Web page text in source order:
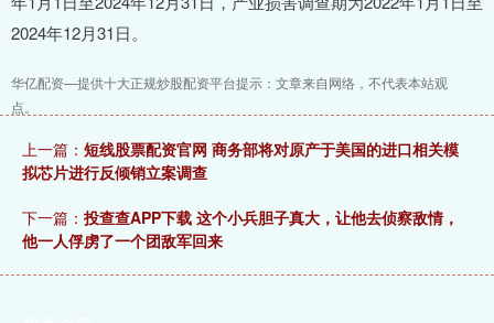
2024年12月31日。
华亿配资—提供十大正规炒股配资平台提示：文章来自网络，不代表本站观
点。
上一篇： 短线股票配资官网 商务部将对原产于美国的进口相关模
拟芯片进行反倾销立案调查
下一篇： 投查查APP下载 这个小兵胆子真大，让他去侦察敌情，
他一人俘虏了一个团敌军回来